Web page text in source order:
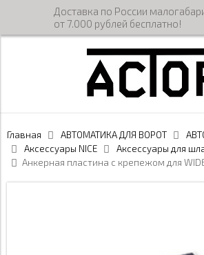
Доставка по России
от 7.000 рублей бесплатно!
Главная АВТОМАТИКА ДЛЯ ВОРОТ
Аксессуары NICE
Аксессуары для
Анкерная пластина с крепежом для